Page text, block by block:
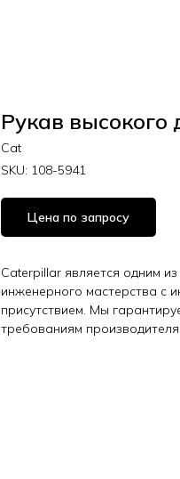
Рукав высокого
Cat
SKU: 108-5941
Цена по запросу
Caterpillar является одним
инженерного мастерства с
присутствием. Мы
требованиям